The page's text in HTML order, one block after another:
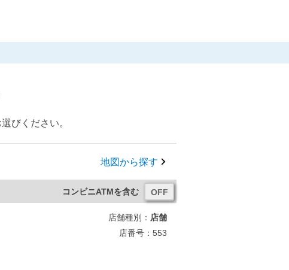
びください。
地図から探す
コンビニATMを含む
店舗種別： 店舗
店番号：553